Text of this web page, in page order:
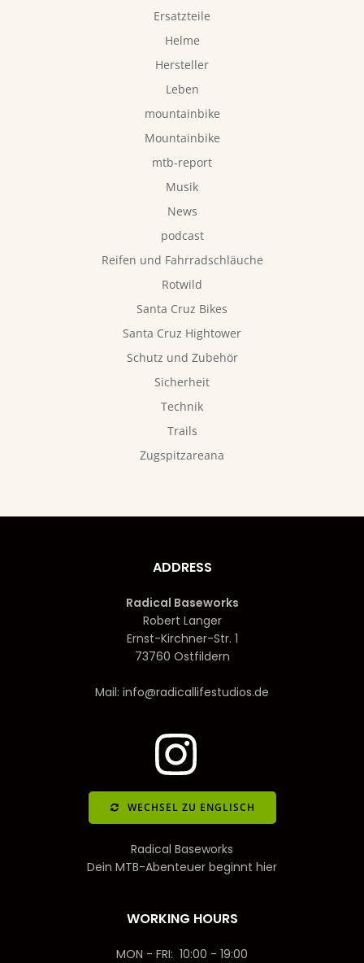
Ersatzteile
Helme
Hersteller
Leben
mountainbike
Mountainbike
mtb-report
Musik
News
podcast
Reifen und Fahrradschläuche
Rotwild
Santa Cruz Bikes
Santa Cruz Hightower
Schutz und Zubehör
Sicherheit
Technik
Trails
Zugspitzareana
ADDRESS
Radical Baseworks
Robert Langer
Ernst-Kirchner-Str. 1
73760 Ostfildern
Mail: info@radicallifestudios.de
WECHSEL ZU ENGLISCH
Radical Baseworks
Dein MTB-Abenteuer beginnt hier
WORKING HOURS
MON - FRI: 10:00 - 19:00